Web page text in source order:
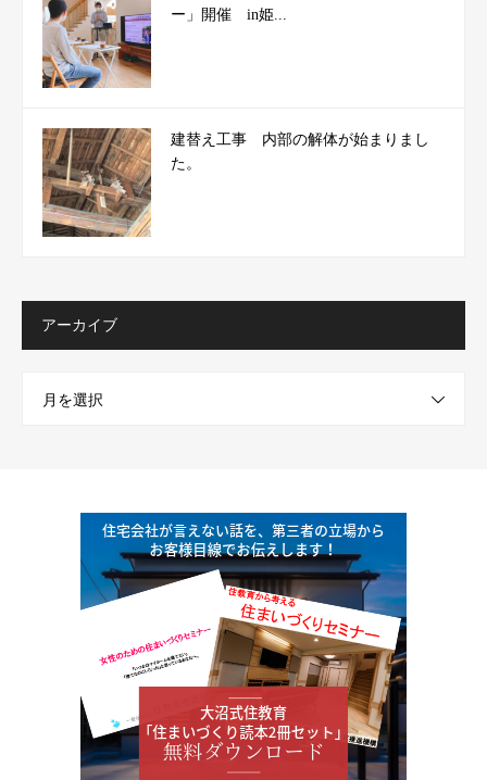
ー」開催 in姫...
建替え工事 内部の解体が始まりまし
た。
アーカイブ
月を選択